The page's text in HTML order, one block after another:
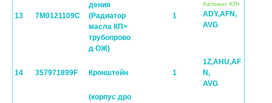
13 7M0121109C
дения
(Радиатор
масла КП>
трубопрово
д ОЖ)
1
Автомат. КП+
ADY,AFN,
AVG
14 357971899F Кронштейн 1
1Z,AHU,AF
N,
AVG
(корпус дро